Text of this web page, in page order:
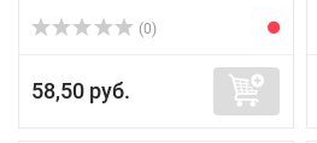
(0)
58,50 руб.